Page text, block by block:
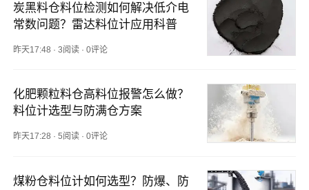
炭黑料仓料位检测如何解决低介电
常数问题？雷达料位计应用科普
昨天17:48 ·3阅读 ·0评论
化肥颗粒料仓高料位报警怎么做？
料位计选型与防满仓方案
昨天17:28 ·5阅读 ·0评论
煤粉仓料位计如何选型？防爆、防